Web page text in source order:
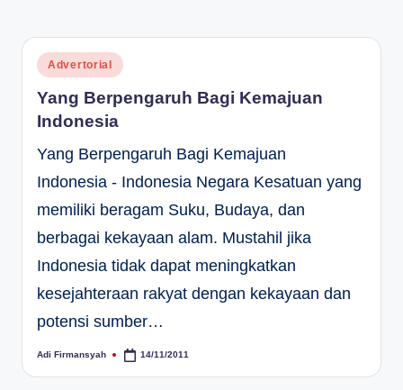
Posted
in
Advertorial
Yang Berpengaruh Bagi Kemajuan
Indonesia
Yang Berpengaruh Bagi Kemajuan
Indonesia - Indonesia Negara Kesatuan yang
memiliki beragam Suku, Budaya, dan
berbagai kekayaan alam. Mustahil jika
Indonesia tidak dapat meningkatkan
kesejahteraan rakyat dengan kekayaan dan
potensi sumber…
Posted
Adi Firmansyah 14/11/2011